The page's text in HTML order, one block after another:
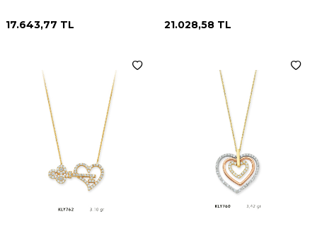
17.643,77 TL 21.028,58 TL